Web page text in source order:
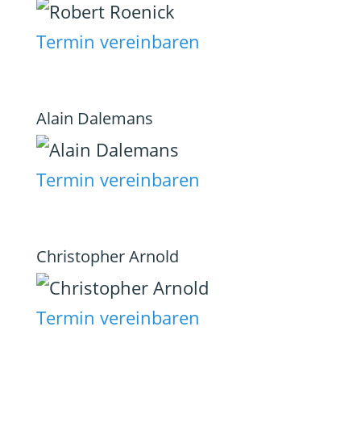
Termin vereinbaren
Alain Dalemans
Termin vereinbaren
Christopher Arnold
Termin vereinbaren